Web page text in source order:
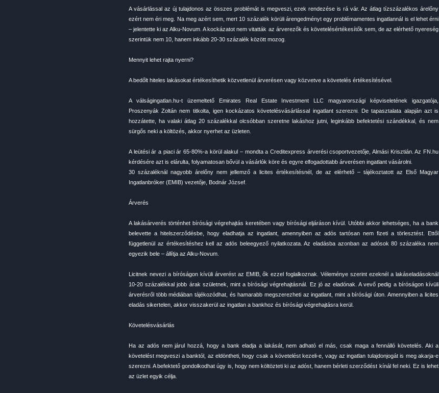
A vásárlással az új tulajdonos az összes problémát is megveszi, ezek rendezése is rá vár. Az átlag tízszázalékos árelőny
ezért nem éri meg. Na meg azért sem, mert 10 százalék körüli árengedményt egy problémamentes ingatlannál is el lehet érni
– jelentette ki az Alku-Novum. A kockázatot nem vitatták az árverezők és követelésértékesítők sem, de az elérhető nyereség
szerintük nem 10, hanem inkább 20-30 százalék között mozog.
Mennyit lehet rajta nyerni?
A bedőlt hiteles lakásokat értékesíthetik közvetlenül árverésen vagy közvetve a követelés értékesítésével.
A válságingatlan.hu-t üzemeltető Emirates Real Estate Investment LLC magyarországi képviseletének igazgatója,
Proszenyák Zoltán nem titkolta, igen kockázatos követelésvásárlással ingatlant szerezni. De tapasztalata alapján azt is
hozzátette, ha valaki átlag 20 százalékkal olcsóbban szeretne lakáshoz jutni, leginkább befektetési szándékkal, és nem
sürgős neki a költözés, akkor nyerhet az üzleten.
A leütési ár a piaci ár 65-80%-a körül alakul – mondta a Creditexpress árverési csoportvezetője, Almási Krisztián. Az FN.hu
kérdésére azt is elárulta, folyamatosan bővül a vásárlók köre és egyre elfogadottabb árverésen ingatlant vásárolni.
30 százaléknál nagyobb árelőny nem jellemző a licites értékesítésnél, de az elérhető – tájékoztatott az Első Magyar
Ingatlanbróker (EMIB) vezetője, Bodnár József.
Árverés
A lakásárverés történhet bírósági végrehajtás keretében vagy bírósági eljáráson kívül. Utóbbi akkor lehetséges, ha a bank
belevette a hitelszerződésbe, hogy eladhatja az ingatlant, amennyiben az adós tartósan nem fizeti a törlesztést. Ettől
függetlenül az értékesítéshez kell az adós beleegyező nyilatkozata. Az eladásba azonban az adósok 80 százaléka nem
egyezik bele – állítja az Alku-Novum.
Licitnek nevezi a bíróságon kívüli árverést az EMIB, ők ezzel foglalkoznak. Véleménye szerint ezeknél a lakáseladásoknál
10-20 százalékkal jobb árak születnek, mint a bírósági végrehajtásnál. Ez jó az eladónak. A vevő pedig a bíróságon kívüli
árverésről több médiában tájékozódhat, és hamarabb megszerezheti az ingatlant, mint a bírósági úton. Amennyiben a licites
eladás sikertelen, akkor visszakerül az ingatlan a bankhoz és bírósági végrehajtásra kerül.
Követelésvásárlás
Ha az adós nem járul hozzá, hogy a bank eladja a lakását, nem adható el más, csak maga a fennálló követelés. Aki a
követelést megveszi a banktól, az eldöntheti, hogy csak a követelést kezeli-e, vagy az ingatlan tulajdonjogát is meg akarja-e
szerezni. A befektető gondolkodhat úgy is, hogy nem költözteti ki az adóst, hanem bérleti szerződést kínál fel neki. Ez is lehet
az üzlet egyik célja.